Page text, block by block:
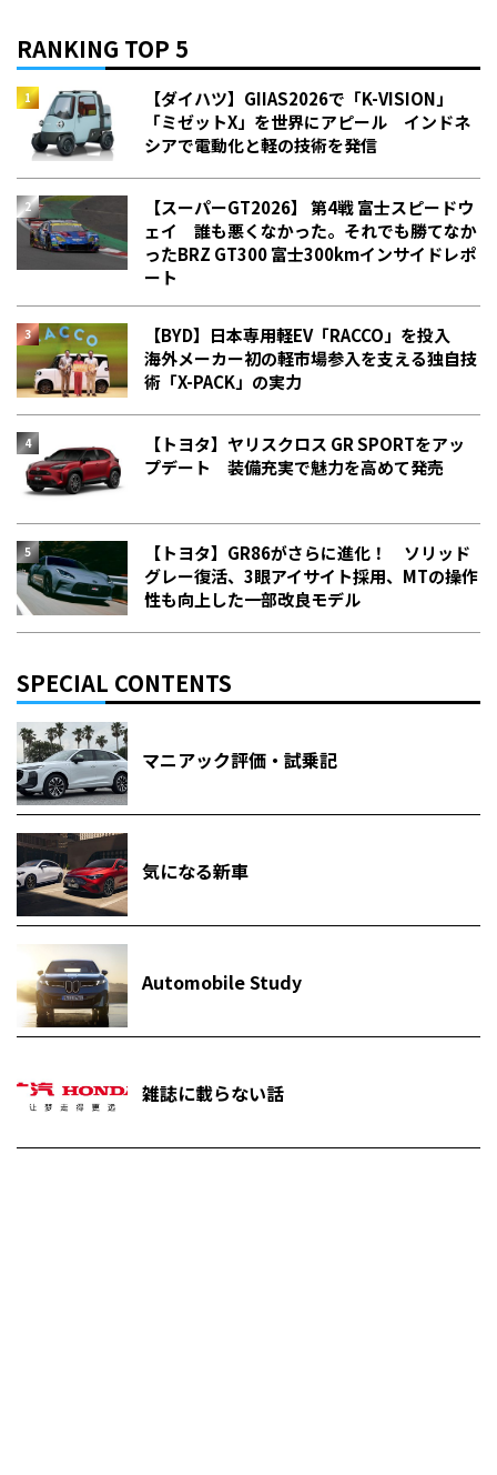
RANKING TOP 5
【ダイハツ】GIIAS2026で「K-VISION」
「ミゼットX」を世界にアピール インドネ
シアで電動化と軽の技術を発信
【スーパーGT2026】 第4戦 富士スピードウ
ェイ 誰も悪くなかった。それでも勝てなか
った――BRZ GT300 富士300kmインサイドレポ
ート
【BYD】日本専用軽EV「RACCO」を投入
海外メーカー初の軽市場参入を支える独自技
術「X-PACK」の実力
【トヨタ】ヤリスクロス GR SPORTをアッ
プデート 装備充実で魅力を高めて発売
【トヨタ】GR86がさらに進化！ ソリッド
グレー復活、3眼アイサイト採用、MTの操作
性も向上した一部改良モデル
SPECIAL CONTENTS
マニアック評価・試乗記
気になる新車
Automobile Study
雑誌に載らない話